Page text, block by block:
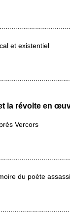
et existentiel
la révolte en
Vercors
du poète